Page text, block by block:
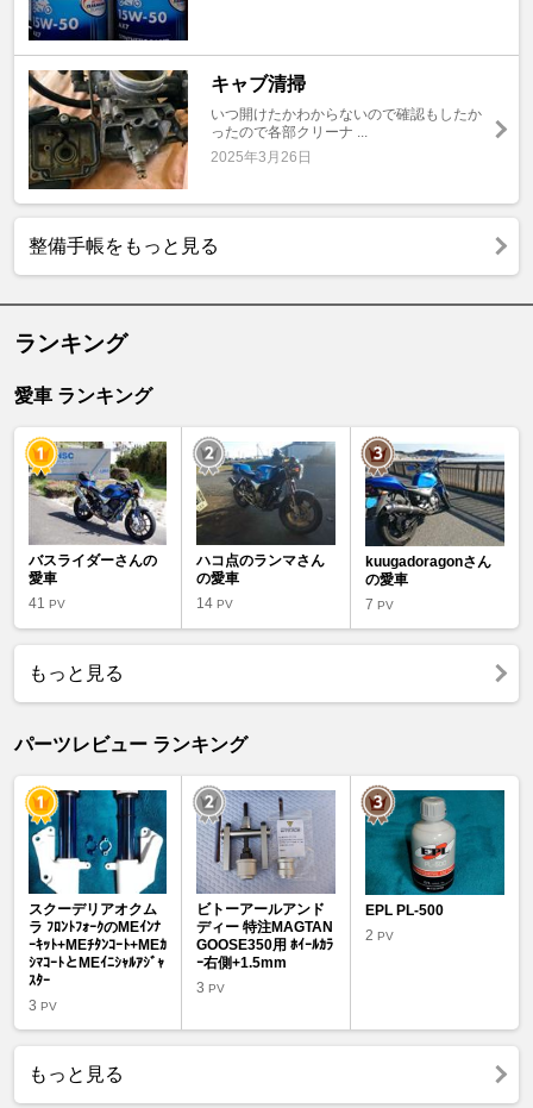
キャブ清掃
いつ開けたかわからないので確認もしたか
ったので各部クリーナ ...
2025年3月26日
整備手帳をもっと見る
ランキング
愛車 ランキング
バスライダーさんの
愛車
41 PV
ハコ点のランマさん
の愛車
14PV
kuugadoragonさん
の愛車
7 PV
もっと見る
パーツレビュー ランキング
スクーデリアオクム
ラ ﾌﾛﾝﾄﾌｫｰｸのMEｲﾝﾅ
ｰｷｯﾄ+MEﾁﾀﾝｺｰﾄ+MEｶ
ｼﾏｺｰﾄとMEｲﾆｼｬﾙｱｼﾞｬ
ｽﾀｰ
3 PV
ビトーアールアンド
ディー 特注MAGTAN
GOOSE350用 ﾎｲｰﾙｶﾗ
ｰ右側+1.5mm
3PV
EPL PL-500
2 PV
もっと見る